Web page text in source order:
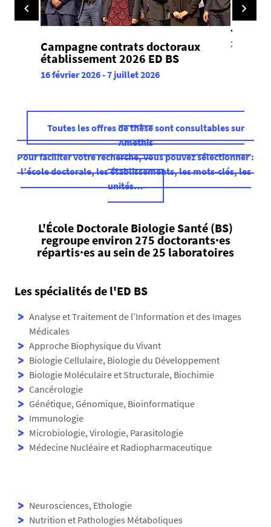
Campagne contrats doctoraux
établissement 2026 ED BS
16 février 2026-7 juillet 2026
29 avril
Toutes les offres de thèse sont consultables sur
Amethis
Pour faciliter votre recherche, vous pouvez sélectionner :
l’école doctorale, les établissements, les mots-clés, les
unités…
L'École Doctorale Biologie Santé (BS)
regroupe environ 275 doctorants·es
répartis·es au sein de 25 laboratoires
Les spécialités de l'ED BS
Analyse et Traitement de l’Information et des Images
Médicales
Approche Biophysique du Vivant
Biologie Cellulaire, Biologie du Développement
Biologie Moléculaire et Structurale, Biochimie
Cancérologie
Génétique, Génomique, Bioinformatique
Immunologie
Microbiologie, Virologie, Parasitologie
Médecine Nucléaire et Radiopharmaceutique
Neurosciences, Ethologie
Nutrition et Pathologies Métaboliques